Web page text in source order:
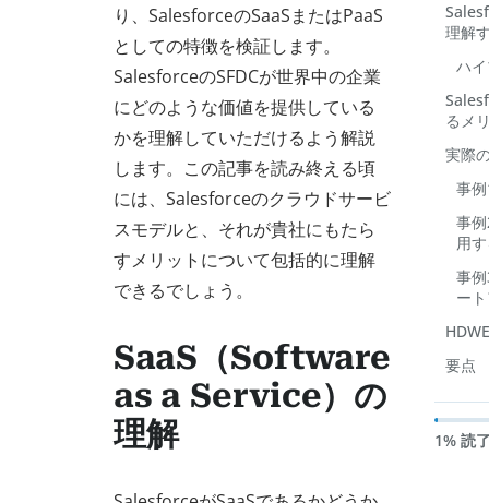
り、SalesforceのSaaSまたはPaaS
としての特徴を検証します。
SalesforceのSFDCが世界中の企業
にどのような価値を提供している
かを理解していただけるよう解説
します。この記事を読み終える頃
には、Salesforceのクラウドサービ
スモデルと、それが貴社にもたら
すメリットについて包括的に理解
できるでしょう。
SaaS（Software
as a Service）の
理解
理解
ハ
るメ
実際
事
事
用
事
ー
要点
1% 読